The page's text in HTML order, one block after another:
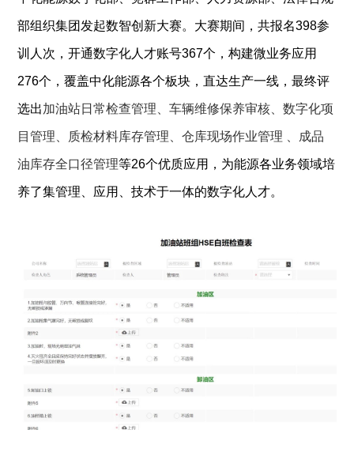
部组织集团发起数智创新大赛。大赛期间，共报名398参
训人次，开通数字化人才账号367个，构建微业务应用
276个，覆盖中化能源各个板块，直达生产一线，最终评
选出加油站日常检查管理、车辆维修保养审核、数字化项
目管理、质检材料库存管理、仓库现场作业管理 、成品
油库存全口径管理等26个优质应用，为能源各业务领域培
养了集管理、应用、技术于一体的数字化人才。